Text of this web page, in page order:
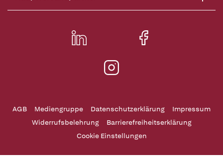
AGB Mediengruppe Datenschutzerklärung
Impressum
Widerrufsbelehrung
Barrierefreiheitserklärung
Cookie Einstellungen